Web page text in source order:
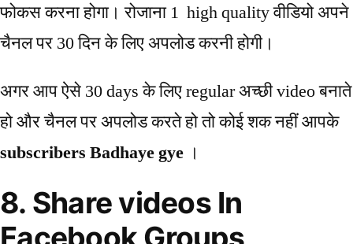
फोकस करना होगा। रोजाना 1 high quality वीडियो अपने
चैनल पर 30 दिन के लिए अपलोड करनी होगी।
अगर आप ऐसे 30 days के लिए regular अच्छी video बनाते
हो और चैनल पर अपलोड करते हो तो कोई शक नहीं आपके
subscribers Badhaye gye ।
8. Share videos In